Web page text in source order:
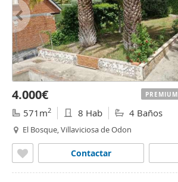
4.000€
571m2 8 Hab 4 Baños
El Bosque, Villaviciosa de Odon
Contactar
PREMIUM